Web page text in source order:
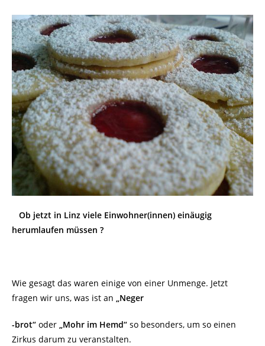
Ob jetzt in Linz viele Einwohner(innen) einäugig
herumlaufen müssen ?
Wie gesagt das waren einige von einer Unmenge. Jetzt
fragen wir uns, was ist an „Neger
-brot“ oder „Mohr im Hemd“ so besonders, um so einen
Zirkus darum zu veranstalten.